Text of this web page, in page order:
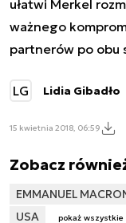
ułatwi Merkel
ważnego
partnerów po obu
LG Lidia Gibadło
15 kwietnia 2018, 06:59
Zobacz
EMMANUEL
USA
pokaż wszystkie